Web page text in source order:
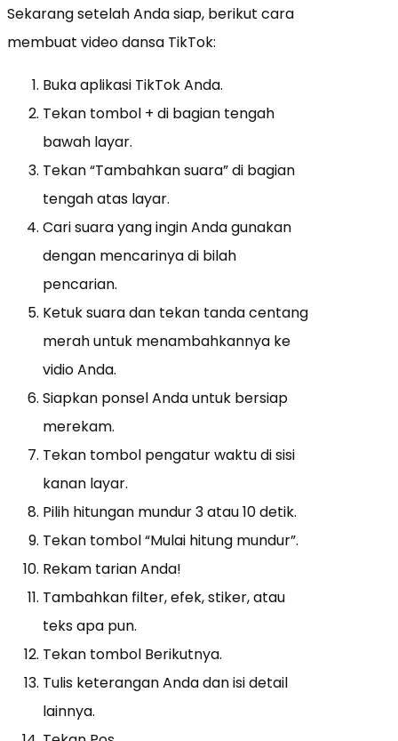
Sekarang setelah Anda siap, berikut cara
membuat video dansa TikTok:
Buka aplikasi TikTok Anda.
Tekan tombol + di bagian tengah
bawah layar.
Tekan “Tambahkan suara” di bagian
tengah atas layar.
Cari suara yang ingin Anda gunakan
dengan mencarinya di bilah
pencarian.
Ketuk suara dan tekan tanda centang
merah untuk menambahkannya ke
vidio Anda.
Siapkan ponsel Anda untuk bersiap
merekam.
Tekan tombol pengatur waktu di sisi
kanan layar.
Pilih hitungan mundur 3 atau 10 detik.
Tekan tombol “Mulai hitung mundur”.
Rekam tarian Anda!
Tambahkan filter, efek, stiker, atau
teks apa pun.
Tekan tombol Berikutnya.
Tulis keterangan Anda dan isi detail
lainnya.